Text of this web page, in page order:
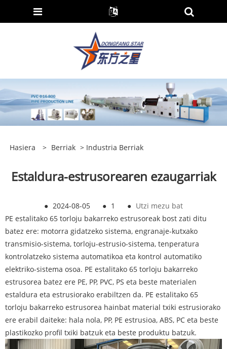
Hasiera > Berriak > Industria Berriak
Estaldura-estrusorearen ezaugarriak
● 2024-08-05 ● 1 ● Utzi mezu bat
PE estalitako 65 torloju bakarreko estrusoreak bost zati ditu
batez ere: motorra gidatzeko sistema, engranaje-kutxako
transmisio-sistema, torloju-estrusio-sistema, tenperatura
kontrolatzeko sistema automatikoa eta kontrol automatiko
elektriko-sistema osoa. PE estalitako 65 torloju bakarreko
estrusorea batez ere PE, PP, PVC, PS eta beste materialen
estaldura eta estrusiorako erabiltzen da. PE estalitako 65
torloju bakarreko estrusorea hainbat material txiki estrusiorako
ere erabil daiteke: hala nola, PP, PE estrusioa, ABS, PC eta beste
plastikozko profil txiki batzuk eta beste produktu batzuk.